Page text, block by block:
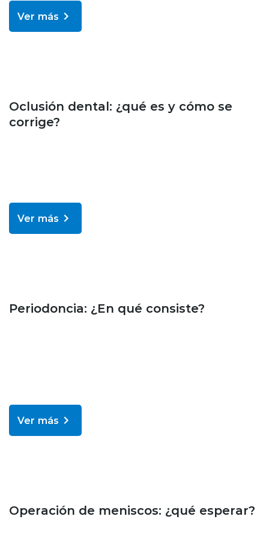
Ver más
Oclusión dental: ¿qué es y cómo se
corrige?
Ver más
Periodoncia: ¿En qué consiste?
Ver más
Operación de meniscos: ¿qué esperar?